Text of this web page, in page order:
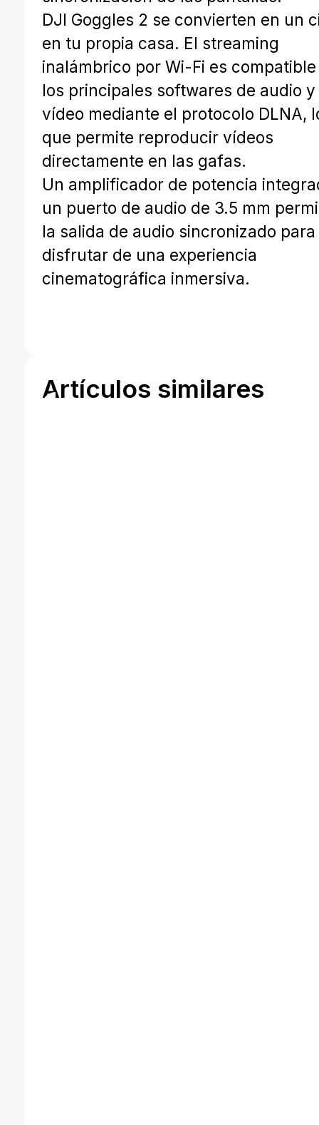
DJI Goggles 2 se convierten en un
en tu propia casa. El streaming
inalámbrico por Wi-Fi es
los principales softwares de audio y
vídeo mediante el protocolo DLNA,
que permite reproducir vídeos
directamente en las gafas.
Un amplificador de potencia
un puerto de audio de 3.5 mm
la salida de audio sincronizado para
disfrutar de una experiencia
cinematográfica inmersiva.
Artículos similares